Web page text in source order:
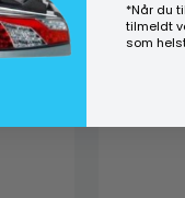
*Når du
tilmeldt
som